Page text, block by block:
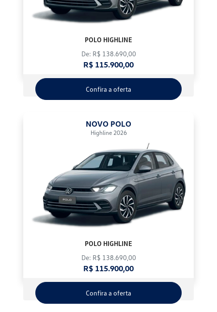
POLO HIGHLINE
De: R$ 138.690,00
R$ 115.900,00
Confira a oferta
NOVO POLO
Highline 2026
POLO HIGHLINE
De: R$ 138.690,00
R$ 115.900,00
Confira a oferta